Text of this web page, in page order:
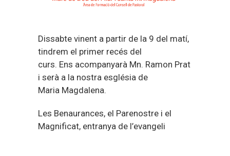
Dissabte vinent a partir de la 9 del matí,
tindrem el primer recés del
curs. Ens acompanyarà Mn. Ramon Prat
i serà a la nostra església de
Maria Magdalena.
Les Benaurances, el Parenostre i el
Magnificat, entranya de l’evangeli